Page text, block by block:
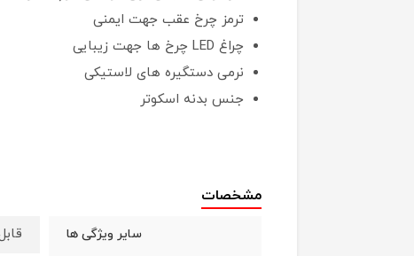
ترمز چرخ عقب جهت ایمنی
چراغ LED چرخ ها جهت زیبایی
نرمی دستگیره های لاستیکی
جنس بدنه اسکوتر
مشخصات
سایر ویژگی ها